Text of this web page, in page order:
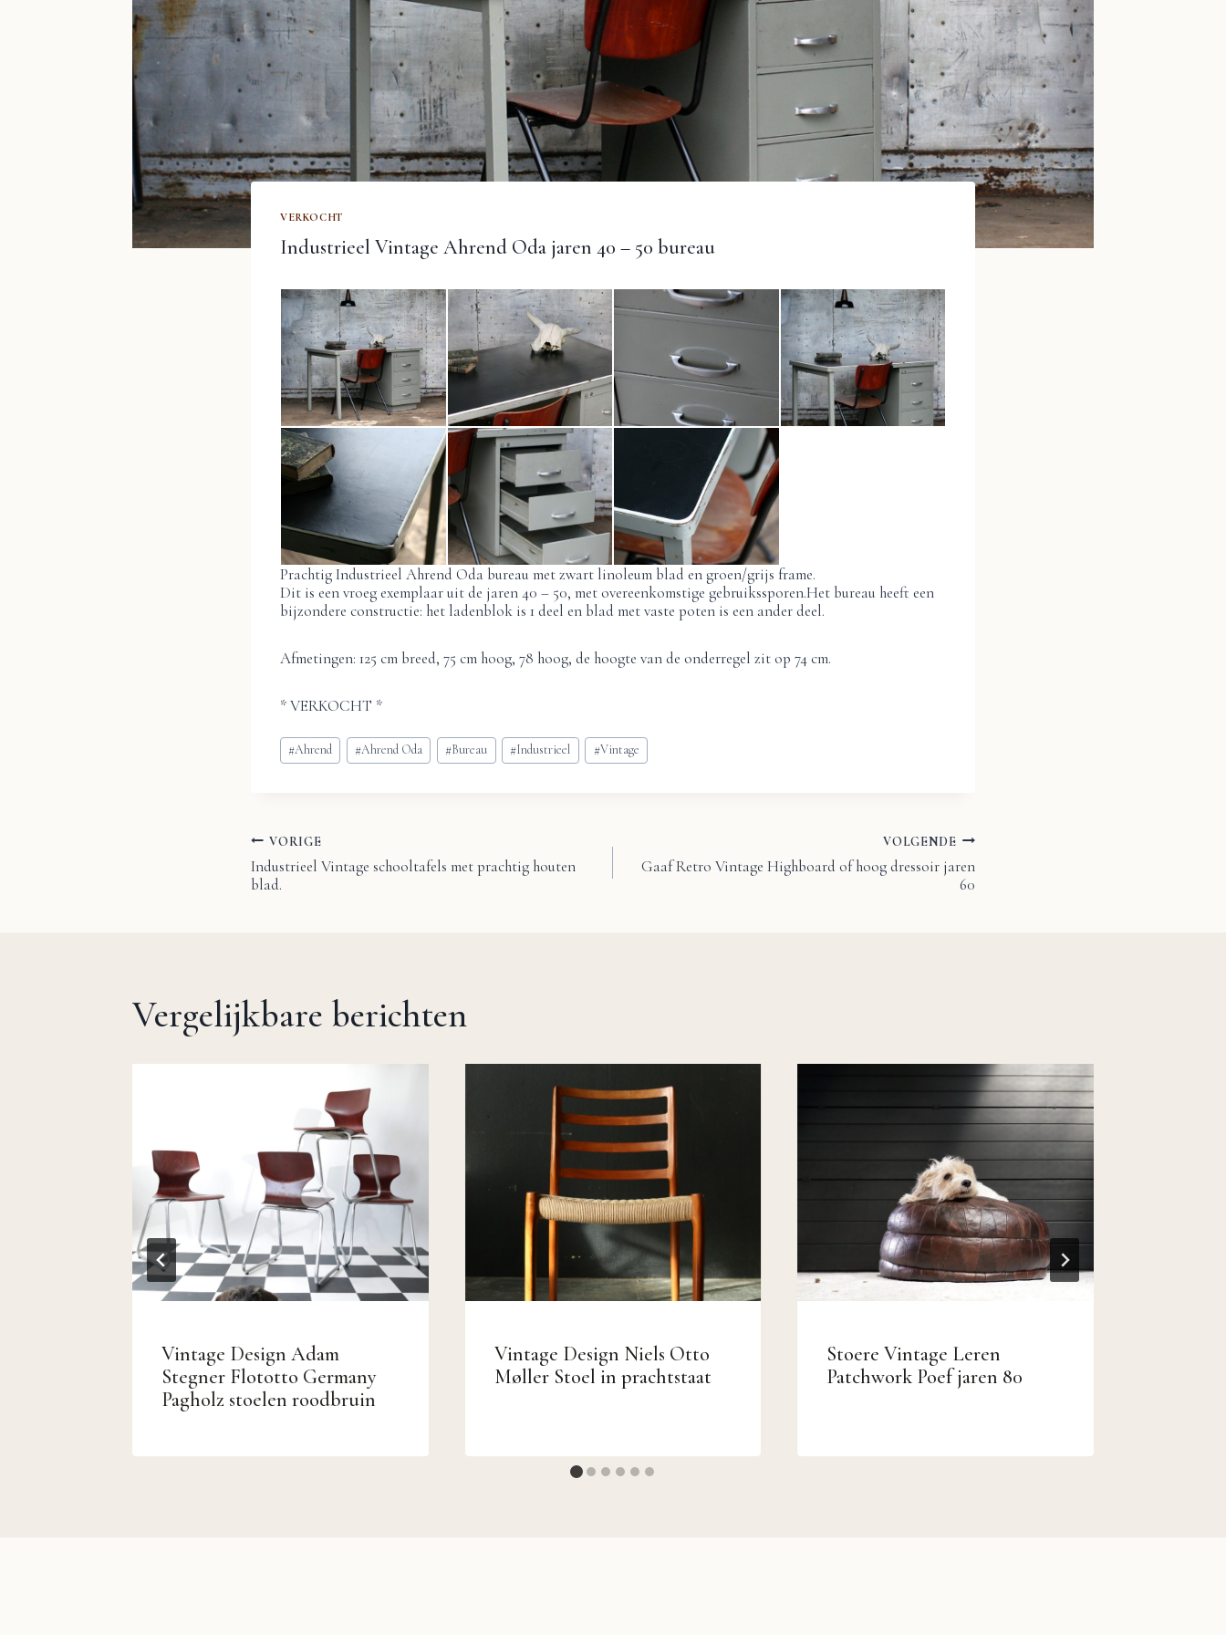
VERKOCHT
Industrieel Vintage Ahrend Oda jaren 40 – 50 bureau
Prachtig Industrieel Ahrend Oda bureau met zwart linoleum blad en groen/grijs frame.
Dit is een vroeg exemplaar uit de jaren 40 – 50, met overeenkomstige gebruikssporen.Het bureau heeft een
bijzondere constructie: het ladenblok is 1 deel en blad met vaste poten is een ander deel.
Afmetingen: 125 cm breed, 75 cm hoog, 78 hoog, de hoogte van de onderregel zit op 74 cm.
* VERKOCHT *
Bericht
tags:
#Ahrend #Ahrend Oda #Bureau #Industrieel #Vintage
Bericht
VORIGE
Industrieel Vintage schooltafels met prachtig houten
blad.
VOLGENDE
Gaaf Retro Vintage Highboard of hoog dressoir jaren
60
Vergelijkbare berichten
Vintage Design Adam
Stegner Flototto Germany
Pagholz stoelen roodbruin
Vintage Design Niels Otto
Møller Stoel in prachtstaat
Stoere Vintage Leren
Patchwork Poef jaren 80